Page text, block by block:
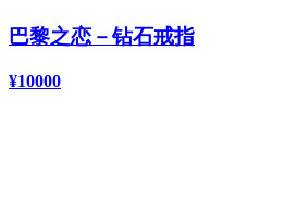
巴黎之恋－钻石戒指
¥10000